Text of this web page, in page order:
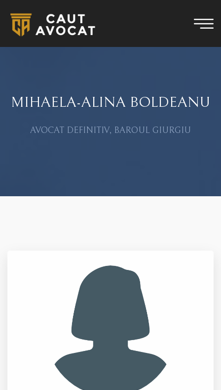
MIHAELA-ALINA BOLDEANU
AVOCAT DEFINITIV, BAROUL GIURGIU